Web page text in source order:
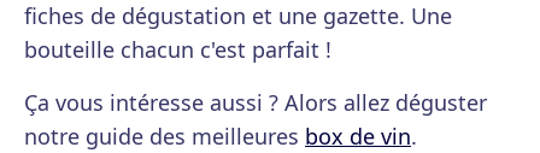
fiches de dégustation et une gazette. Une
bouteille chacun c'est parfait !
Ça vous intéresse aussi ? Alors allez déguster
notre guide des meilleures box de vin.